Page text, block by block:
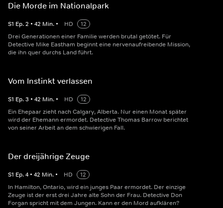
Die Morde im Nationalpark
S1 Ep.2 • 42 Min. • HD
12
Drei Generationen einer Familie werden brutal getötet. Für
Detective Mike Eastham beginnt eine nervenaufreibende Mission,
die ihn quer durchs Land führt.
Vom Instinkt verlassen
S1 Ep.3 • 42 Min. • HD
12
Ein Ehepaar zieht nach Calgary, Alberta. Nur einen Monat später
wird der Ehemann ermordet. Detective Thomas Barrow berichtet
von seiner Arbeit an dem schwierigen Fall.
Der dreijährige Zeuge
S1 Ep.4 • 42 Min. • HD
12
In Hamilton, Ontario, wird ein junges Paar ermordet. Der einzige
Zeuge ist der erst drei Jahre alte Sohn der Frau. Detective Don
Forgan spricht mit dem Jungen. Kann er den Mord aufklären?